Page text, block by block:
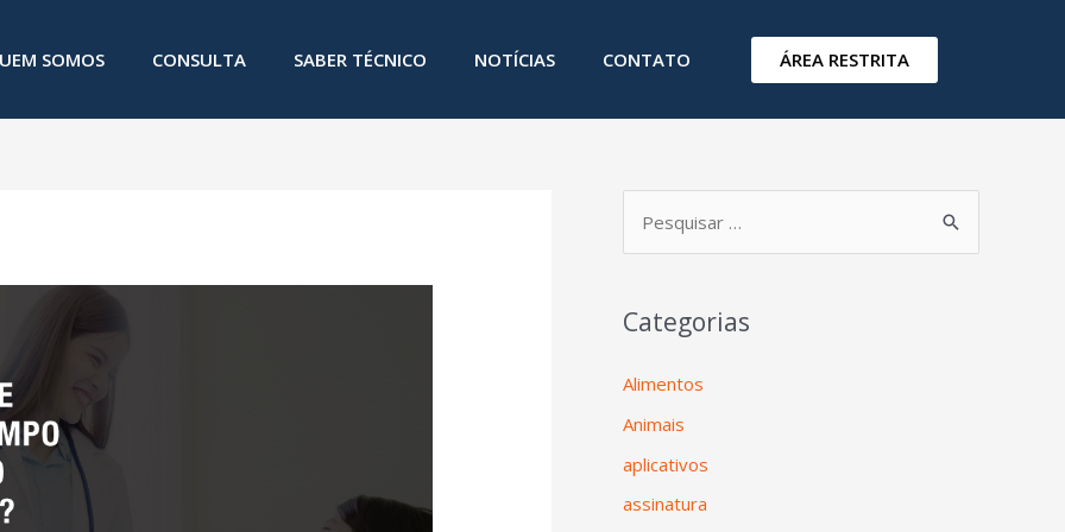
SOMOS CONSULTA SABER TÉCNICO NOTÍCIAS CONTATO ÁREA RESTRITA
Categorias
Alimentos
Animais
aplicativos
assinatura